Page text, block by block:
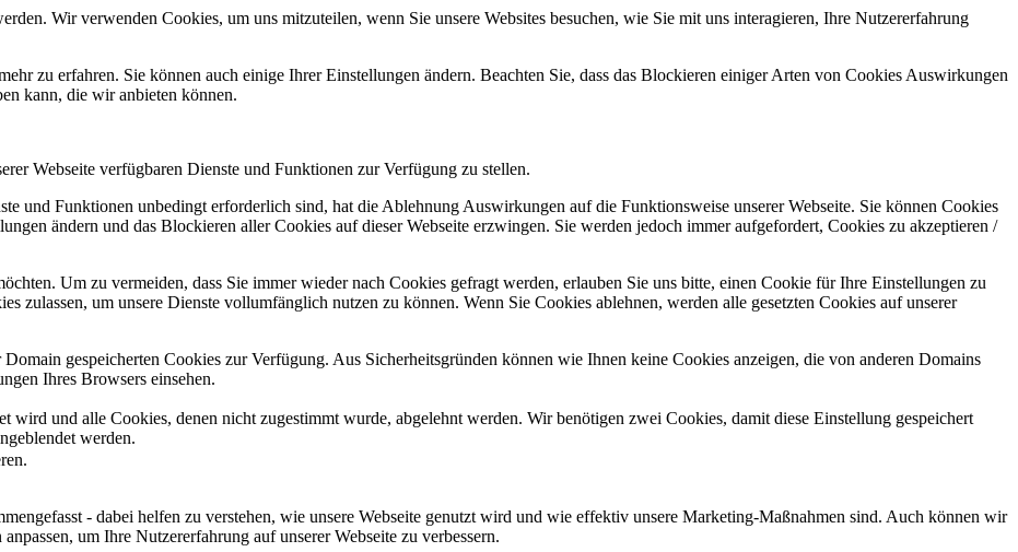
Wir verwenden Cookies, um uns mitzuteilen, wenn Sie unsere Websites besuchen, wie Sie mit uns interagieren, Ihre Nutzererfahrung
zu erfahren. Sie können auch einige Ihrer Einstellungen ändern. Beachten Sie, dass das Blockieren einiger Arten von Cookies Auswirkungen
kann, die wir anbieten können.
Webseite verfügbaren Dienste und Funktionen zur Verfügung zu stellen.
und Funktionen unbedingt erforderlich sind, hat die Ablehnung Auswirkungen auf die Funktionsweise unserer Webseite. Sie können Cookies
ändern und das Blockieren aller Cookies auf dieser Webseite erzwingen. Sie werden jedoch immer aufgefordert, Cookies zu akzeptieren /
Um zu vermeiden, dass Sie immer wieder nach Cookies gefragt werden, erlauben Sie uns bitte, einen Cookie für Ihre Einstellungen zu
zulassen, um unsere Dienste vollumfänglich nutzen zu können. Wenn Sie Cookies ablehnen, werden alle gesetzten Cookies auf unserer
gespeicherten Cookies zur Verfügung. Aus Sicherheitsgründen können wie Ihnen keine Cookies anzeigen, die von anderen Domains
Ihres Browsers einsehen.
wird und alle Cookies, denen nicht zugestimmt wurde, abgelehnt werden. Wir benötigen zwei Cookies, damit diese Einstellung gespeichert
werden.
- dabei helfen zu verstehen, wie unsere Webseite genutzt wird und wie effektiv unsere Marketing-Maßnahmen sind. Auch können wir
um Ihre Nutzererfahrung auf unserer Webseite zu verbessern.